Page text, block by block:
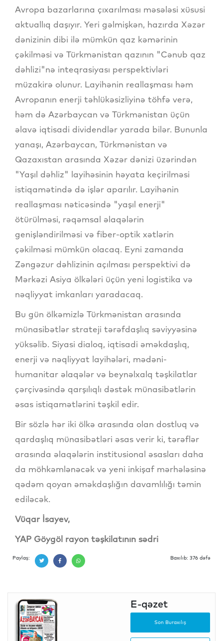
Avropa bazarlarına çıxarılması məsələsi xüsusi
aktuallıq daşıyır. Yeri gəlmişkən, hazırda Xəzər
dənizinin dibi ilə mümkün qaz kəmərinin
çəkilməsi və Türkmənistan qazının "Cənub qaz
dəhlizi"nə inteqrasiyası perspektivləri
müzakirə olunur. Layihənin reallaşması həm
Avropanın enerji təhlükəsizliyinə töhfə verə,
həm də Azərbaycan və Türkmənistan üçün
əlavə iqtisadi dividendlər yarada bilər. Bununla
yanaşı, Azərbaycan, Türkmənistan və
Qazaxıstan arasında Xəzər dənizi üzərindən
"Yaşıl dəhliz" layihəsinin həyata keçirilməsi
istiqamətində də işlər aparılır. Layihənin
reallaşması nəticəsində "yaşıl enerji"
ötürülməsi, rəqəmsal əlaqələrin
genişləndirilməsi və fiber-optik xətlərin
çəkilməsi mümkün olacaq. Eyni zamanda
Zəngəzur dəhlizinin açılması perspektivi də
Mərkəzi Asiya ölkələri üçün yeni logistika və
nəqliyyat imkanları yaradacaq.
Bu gün ölkəmizlə Türkmənistan arasında
münasibətlər strateji tərəfdaşlıq səviyyəsinə
yüksəlib. Siyasi dialoq, iqtisadi əməkdaşlıq,
enerji və nəqliyyat layihələri, mədəni-
humanitar əlaqələr və beynəlxalq təşkilatlar
çərçivəsində qarşılıqlı dəstək münasibətlərin
əsas istiqamətlərini təşkil edir.
Bir sözlə hər iki ölkə arasında olan dostluq və
qardaşlıq münasibətləri əsas verir ki, tərəflər
arasında əlaqələrin institusional əsasları daha
da möhkəmlənəcək və yeni inkişaf mərhələsinə
qədəm qoyan əməkdaşlığın davamlılığı təmin
ediləcək.
Vüqar İsayev,
YAP Göygöl rayon təşkilatının sədri
Paylaş: Baxılıb: 376 dəfə
E-qəzet
Son Buraxılış